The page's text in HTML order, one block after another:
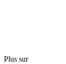
Plus sur